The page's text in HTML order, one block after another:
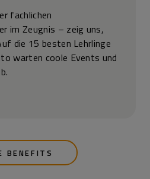
fachlichen
im Zeugnis – zeig uns,
die 15 besten Lehrlinge
warten coole Events und
BENEFITS